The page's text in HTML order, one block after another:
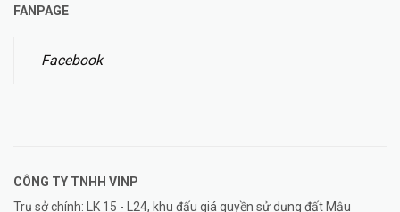
FANPAGE
Facebook
CÔNG TY TNHH VINP
Trụ sở chính: LK 15 - L24, khu đấu giá quyền sử dụng đất Mậu